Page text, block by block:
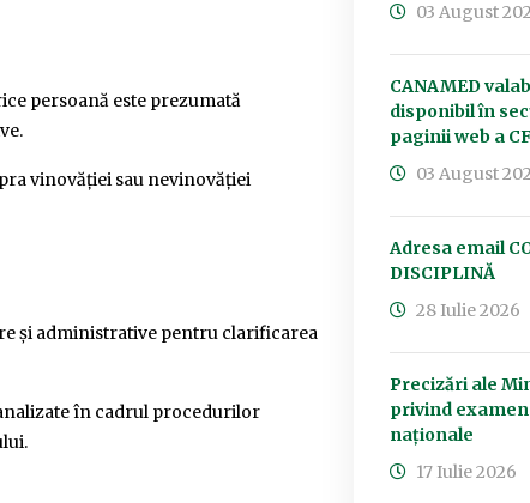
persoană este prezumată
vinovăției sau nevinovăției
și administrative pentru clarificarea
în cadrul procedurilor
03 August
CANAMED
disponibil în
paginii web a
03 August
Adresa email
DISCIPLINĂ
28 Iulie 2026
Precizări ale
privind
naționale
17 Iulie 2026